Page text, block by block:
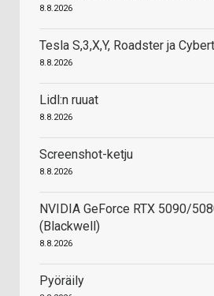
8.8.2026
Tesla S,3,X,Y, Roadster ja
8.8.2026
Lidl:n ruuat
8.8.2026
Screenshot-ketju
8.8.2026
NVIDIA GeForce RTX 5090/
(Blackwell)
8.8.2026
Pyöräily